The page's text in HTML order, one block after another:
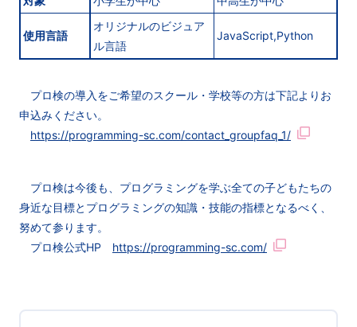
使用言語
オリジナルのビジュア
ル言語
JavaScript,Python
プロ検の導入をご希望のスクール・学校等の方は下記よりお
申込みください。
https://programming-sc.com/contact_groupfaq_1/
プロ検は今後も、プログラミングを学ぶ全ての子どもたちの
身近な目標とプログラミングの知識・技能の指標となるべく、
努めて参ります。
プロ検公式HP https://programming-sc.com/